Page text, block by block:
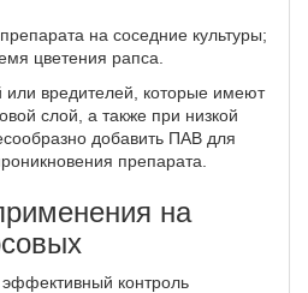
на соседние культуры;
цветения рапса.
или вредителей, которые имеют
слой, а также при низкой
добавить ПАВ для
препарата.
на
контроль